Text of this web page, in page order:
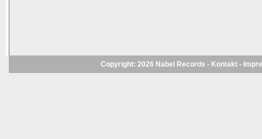
Copyright: 2026 Nabel Records - Kontakt -